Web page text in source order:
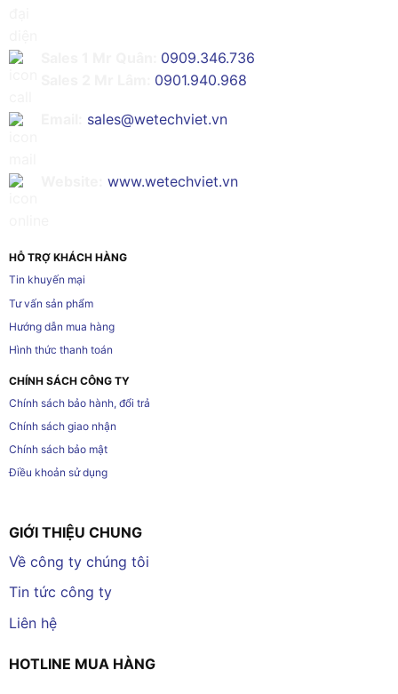
0909.346.736
0901.940.968
sales@wetechviet.vn
www.wetechviet.vn
HỖ TRỢ KHÁCH HÀNG
Tin khuyến mại
Tư vấn sản phẩm
Hướng dẫn mua hàng
Hình thức thanh toán
CHÍNH SÁCH CÔNG TY
Chính sách bảo hành, đổi trả
Chính sách giao nhận
Chính sách bảo mật
Điều khoản sử dụng
GIỚI THIỆU CHUNG
Về công ty chúng tôi
Tin tức công ty
Liên hệ
HOTLINE MUA HÀNG